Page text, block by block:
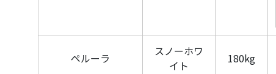
ペルーラ
スノーホワ
イト
180kg